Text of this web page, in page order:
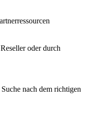
oder durch
nach dem richtigen